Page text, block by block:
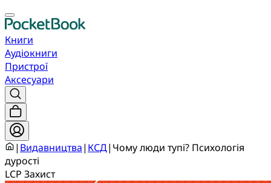
Книги
Аудіокниги
Пристрої
Аксесуари
| Видавництва| КСД| Чому люди тупі? Психологія
дурості
LCP Захист